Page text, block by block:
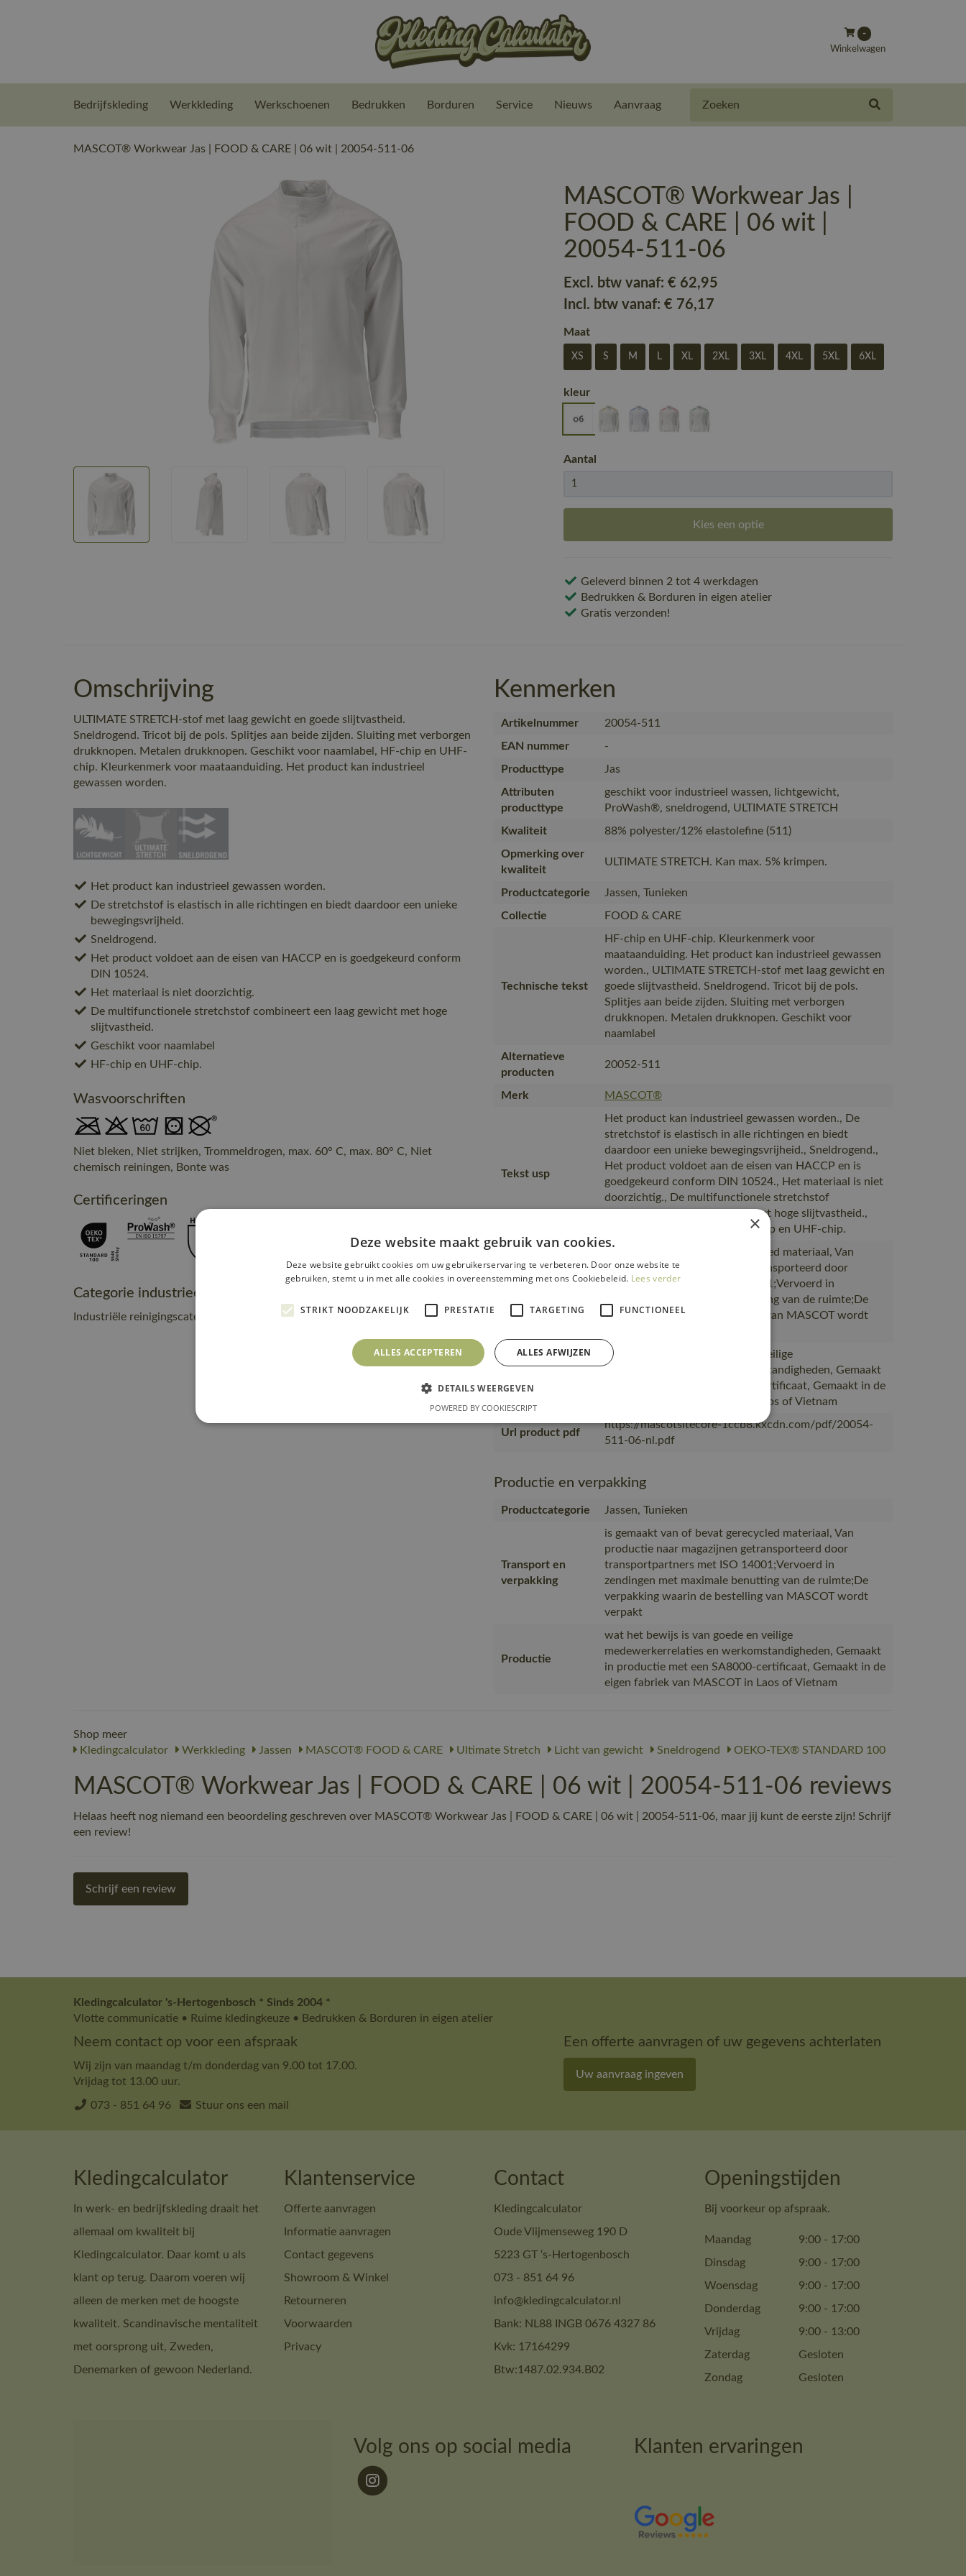
-
Winkelwagen
Bedrijfskleding Werkkleding Werkschoenen Bedrukken Borduren Service Nieuws Aanvraag
MASCOT® Workwear Jas | FOOD & CARE | 06 wit | 20054-511-06
MASCOT® Workwear Jas |
FOOD & CARE | 06 wit |
20054-511-06
Excl. btw vanaf:€ 62,95
Incl. btw vanaf:€ 76,17
Maat
XS S M L XL 2XL 3XL 4XL 5XL 6XL
kleur
Aantal
Kies een optie
Geleverd binnen 2 tot 4 werkdagen
Bedrukken & Borduren in eigen atelier
Gratis verzonden!
Omschrijving
ULTIMATE STRETCH-stof met laag gewicht en goede slijtvastheid.
Sneldrogend. Tricot bij de pols. Splitjes aan beide zijden. Sluiting met verborgen
drukknopen. Metalen drukknopen. Geschikt voor naamlabel, HF-chip en UHF-
chip. Kleurkenmerk voor maataanduiding. Het product kan industrieel
gewassen worden.
Het product kan industrieel gewassen worden.
De stretchstof is elastisch in alle richtingen en biedt daardoor een unieke
bewegingsvrijheid.
Sneldrogend.
Het product voldoet aan de eisen van HACCP en is goedgekeurd conform
DIN 10524.
Het materiaal is niet doorzichtig.
De multifunctionele stretchstof combineert een laag gewicht met hoge
slijtvastheid.
Geschikt voor naamlabel
HF-chip en UHF-chip.
Wasvoorschriften
Niet bleken, Niet strijken, Trommeldrogen, max. 60° C, max. 80° C, Niet
chemisch reiningen, Bonte was
Certificeringen
Categorie industrieel onderhoud
Industriële reinigingscategorie A0
Kenmerken
Artikelnummer
20054-511
EAN nummer
-
Producttype
Jas
Attributen
producttype
geschikt voor industrieel wassen, lichtgewicht,
ProWash®, sneldrogend, ULTIMATE STRETCH
Kwaliteit
88% polyester/12% elastolefine (511)
Opmerking over
kwaliteit
ULTIMATE STRETCH. Kan max. 5% krimpen.
Productcategorie
Jassen, Tunieken
Collectie
FOOD & CARE
Technische tekst
HF-chip en UHF-chip. Kleurkenmerk voor
maataanduiding. Het product kan industrieel gewassen
worden., ULTIMATE STRETCH-stof met laag gewicht en
goede slijtvastheid. Sneldrogend. Tricot bij de pols.
Splitjes aan beide zijden. Sluiting met verborgen
drukknopen. Metalen drukknopen. Geschikt voor
naamlabel
Alternatieve
producten
20052-511
Merk MASCOT®
Tekst usp
Het product kan industrieel gewassen worden., De
stretchstof is elastisch in alle richtingen en biedt
daardoor een unieke bewegingsvrijheid., Sneldrogend.,
Het product voldoet aan de eisen van HACCP en is
goedgekeurd conform DIN 10524., Het materiaal is niet
doorzichtig., De multifunctionele stretchstof
combineert een laag gewicht met hoge slijtvastheid.,
Geschikt voor naamlabel, HF-chip en UHF-chip.
Transport en
is gemaakt van of bevat gerecycled materiaal, Van
productie naar magazijnen getransporteerd door
transportpartners met ISO 14001;Vervoerd in
zendingen met maximale benutting van de ruimte;De
verpakking waarin de bestelling van MASCOT wordt
wat het bewijs is van goede en veilige
medewerkerrelaties en werkomstandigheden, Gemaakt
in productie met een SA8000-certificaat, Gemaakt in de
eigen fabriek van MASCOT in Laos of Vietnam
Url product pdf
https://mascotsitecore-1ccb8.kxcdn.com/pdf/20054-
511-06-nl.pdf
Productie en verpakking
Productcategorie Jassen, Tunieken
Transport en
verpakking
is gemaakt van of bevat gerecycled materiaal, Van
productie naar magazijnen getransporteerd door
transportpartners met ISO 14001;Vervoerd in
zendingen met maximale benutting van de ruimte;De
verpakking waarin de bestelling van MASCOT wordt
verpakt
Productie
wat het bewijs is van goede en veilige
medewerkerrelaties en werkomstandigheden, Gemaakt
in productie met een SA8000-certificaat, Gemaakt in de
eigen fabriek van MASCOT in Laos of Vietnam
Shop meer
Kledingcalculator
Werkkleding Jassen MASCOT® FOOD & CARE Ultimate Stretch Licht van gewicht Sneldrogend OEKO-TEX® STANDARD 100
MASCOT® Workwear Jas | FOOD & CARE | 06 wit | 20054-511-06 reviews
Helaas heeft nog niemand een beoordeling geschreven over MASCOT® Workwear Jas | FOOD & CARE | 06 wit | 20054-511-06, maar jij kunt de eerste zijn! Schrijf
een review!
Schrijf een review
Kledingcalculator 's-Hertogenbosch * Sinds 2004 *
Vlotte communicatie • Ruime kledingkeuze • Bedrukken & Borduren in eigen atelier
Neem contact op voor een afspraak
Wij zijn van maandag t/m donderdag van 9.00 tot 17.00.
Vrijdag tot 13.00 uur.
073 - 851 64 96 Stuur ons een mail
Een offerte aanvragen of uw gegevens achterlaten
Uw aanvraag ingeven
Kledingcalculator
In werk- en bedrijfskleding draait het
allemaal om kwaliteit bij
Kledingcalculator. Daar komt u als
klant op terug. Daarom voeren wij
alleen de merken met de hoogste
kwaliteit. Scandinavische mentaliteit
met oorsprong uit, Zweden,
Denemarken of gewoon Nederland.
Klantenservice
Offerte aanvragen
Informatie aanvragen
Contact gegevens
Showroom & Winkel
Retourneren
Voorwaarden
Privacy
Contact
Kledingcalculator
Oude Vlijmenseweg 190 D
5223 GT ‘s-Hertogenbosch
073 - 851 64 96
info@kledingcalculator.nl
Bank: NL88 INGB 0676 4327 86
Kvk: 17164299
Btw:1487.02.934.B02
Openingstijden
Bij voorkeur op afspraak.
Maandag 9:00 - 17:00
Dinsdag
9:00 - 17:00
Woensdag
9:00 - 17:00
Donderdag
9:00 - 17:00
Vrijdag
9:00 - 13:00
Zaterdag
Gesloten
Zondag
Gesloten
Volg ons op social media Klanten ervaringen
×
Deze website maakt gebruik van cookies.
Deze website gebruikt cookies om uw gebruikerservaring te verbeteren. Door onze website te
gebruiken, stemt u in met alle cookies in overeenstemming met ons Cookiebeleid. Lees verder
STRIKT NOODZAKELIJK PRESTATIE TARGETING FUNCTIONEEL
ALLES ACCEPTEREN ALLES AFWIJZEN
DETAILS WEERGEVEN
POWERED BY COOKIESCRIPT